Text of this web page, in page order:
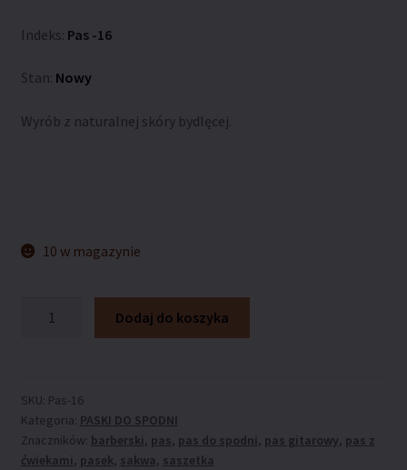
Indeks: Pas -16
Stan: Nowy
Wyrób z naturalnej skóry bydlęcej.
10 w magazynie
ARTLEDER
„Pas-
16”
Dodaj do koszyka
SKU: Pas-16
Kategoria: PASKI DO SPODNI
Znaczników: barberski, pas, pas do spodni, pas gitarowy, pas z
ćwiekami, pasek, sakwa, saszetka